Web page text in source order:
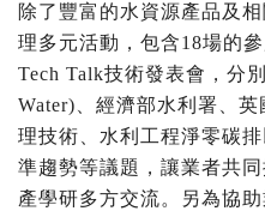
除了豐富的水資源產品及
理多元活動，包含18場的
Tech Talk技術發表會，分
Water)、經濟部水利署、
理技術、水利工程淨零碳
準趨勢等議題，讓業者共
產學研多方交流。另為協